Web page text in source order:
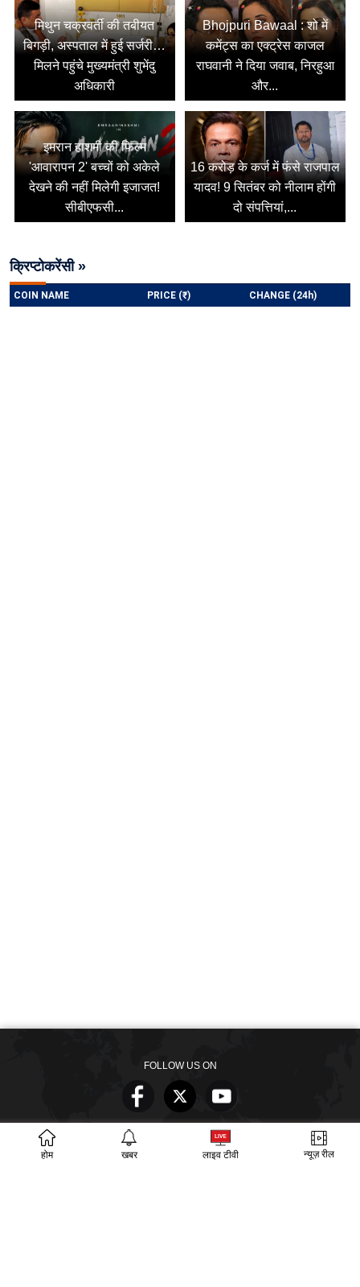
मिथुन चक्रवर्ती की तबीयत
बिगड़ी, अस्पताल में हुई सर्जरी…
मिलने पहुंचे मुख्यमंत्री शुभेंदु
अधिकारी
Bhojpuri Bawaal : शो में
कमेंट्स का एक्ट्रेस काजल
राघवानी ने दिया जवाब, निरहुआ
और...
इमरान हाशमी की फिल्म
'आवारापन 2' बच्चों को अकेले
देखने की नहीं मिलेगी इजाजत!
सीबीएफसी...
16 करोड़ के कर्ज में फंसे राजपाल
यादव! 9 सितंबर को नीलाम होंगी
दो संपत्तियां,...
क्रिप्टोकरेंसी »
होम खबर लाइव टीवी न्यूज़ रील
FOLLOW US ON
DOWNLOAD OUR APPS